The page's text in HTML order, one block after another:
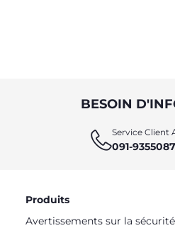
BESOIN
Service Client
091-9355087
Produits
Avertissements sur la